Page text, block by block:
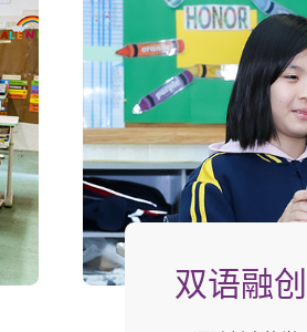
双语融